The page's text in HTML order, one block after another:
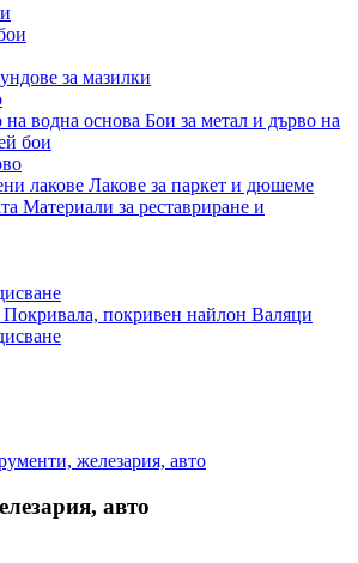
за мазилки
на водна основа Бои за метал и дърво на
бои
лакове Лакове за паркет и дюшеме
Материали за реставриране и
Покривала, покривен найлон Валяци
железария, авто
авто